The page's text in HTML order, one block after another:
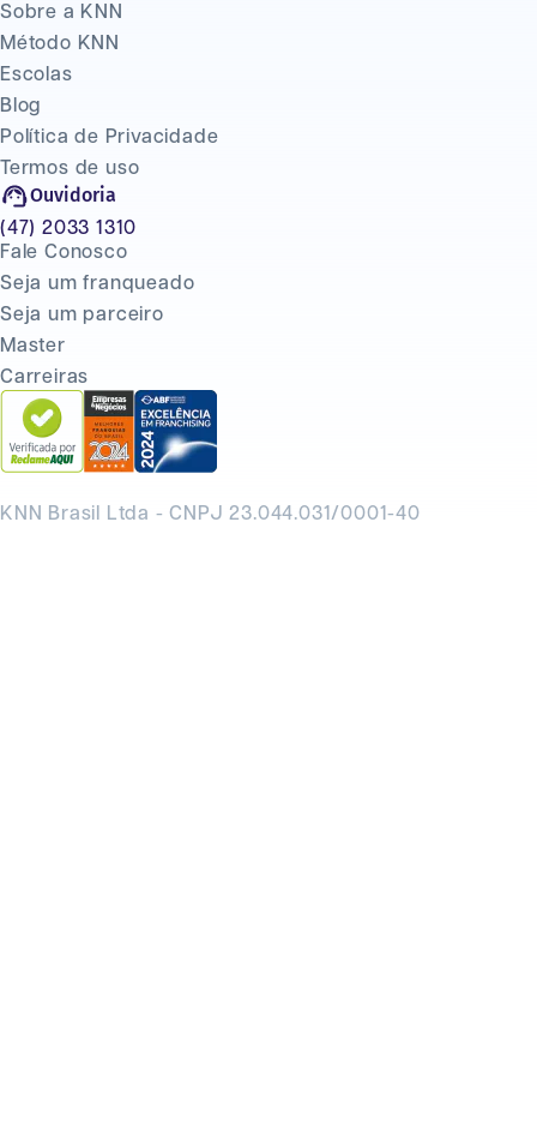
KNN Brasil Ltda - CNPJ 23.044.031/0001-40
Sobre a KNN
Método KNN
Escolas
Blog
Política de Privacidade
Termos de uso
Ouvidoria
(47) 2033 1310
Fale Conosco
Seja um franqueado
Seja um parceiro
Master
Carreiras